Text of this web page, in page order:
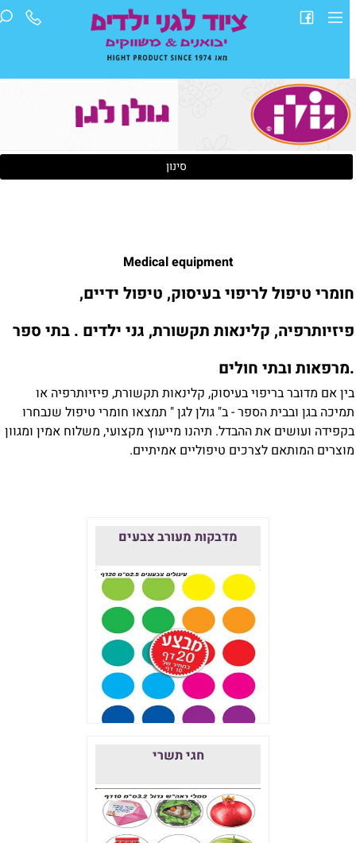
סינון
Medical equipment
טיפול לריפוי בעיסוק, טיפול ידיים,
קלינאות תקשורת, גני ילדים . בתי ספר
ובתי חולים
אם מדובר בריפוי בעיסוק, קלינאות תקשורת, פיזיותרפיה או
בגן ובבית הספר - ב" גולן לגן " תמצאו חומרי טיפול שנבחרו
ועושים את ההבדל. תיהנו מייעוץ מקצועי, משלוח אמין ומגוון
המותאם לצרכים טיפוליים אמיתיים.
מדבקות מעורב צבעים
חגי תשרי